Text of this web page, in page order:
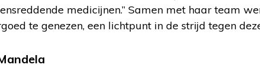
medicijnen.” Samen met haar team
te genezen, een lichtpunt in de strijd tegen